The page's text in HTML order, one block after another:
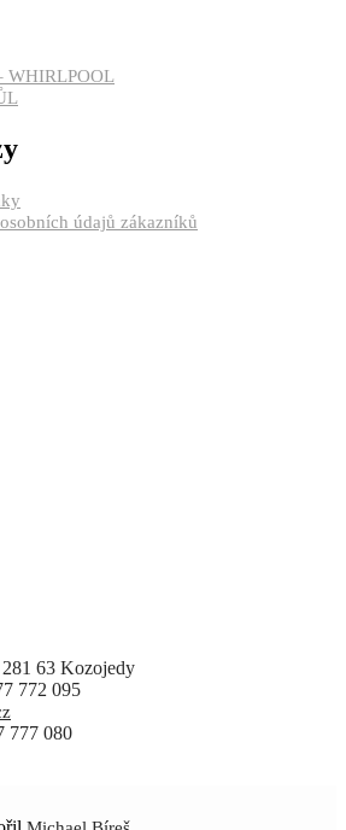
WHIRLPOOL
údajů zákazníků
63 Kozojedy
772 095
777 080